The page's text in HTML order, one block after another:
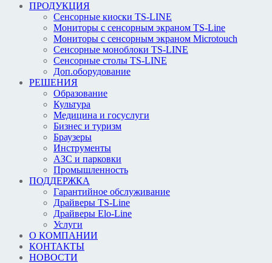
ПРОДУКЦИЯ
Сенсорные киоски TS-LINE
Мониторы с сенсорным экраном TS-Line
Мониторы с сенсорным экраном Microtouch
Сенсорные моноблоки TS-LINE
Сенсорные столы TS-LINE
Доп.оборудование
РЕШЕНИЯ
Образование
Культура
Медицина и госуслуги
Бизнес и туризм
Браузеры
Инструменты
АЗС и парковки
Промышленность
ПОДДЕРЖКА
Гарантийное обслуживание
Драйверы TS-Line
Драйверы Elo-Line
Услуги
О КОМПАНИИ
КОНТАКТЫ
НОВОСТИ